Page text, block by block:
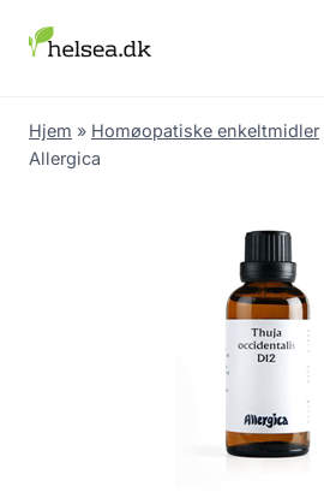
Hjem » Homøopatiske enkeltmidler
Allergica